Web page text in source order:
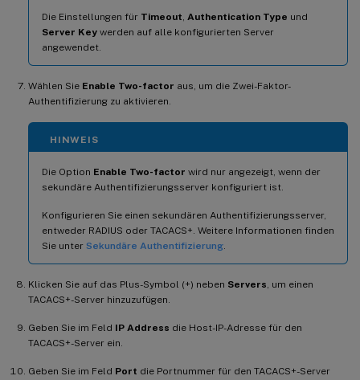
Die Einstellungen für Timeout, Authentication Type und
Server Key werden auf alle konfigurierten Server
angewendet.
Wählen Sie Enable Two-factor aus, um die Zwei-Faktor-
Authentifizierung zu aktivieren.
HINWEIS
Die Option Enable Two-factor wird nur angezeigt, wenn der
sekundäre Authentifizierungsserver konfiguriert ist.
Konfigurieren Sie einen sekundären Authentifizierungsserver,
entweder RADIUS oder TACACS+. Weitere Informationen finden
Sie unter Sekundäre Authentifizierung.
Klicken Sie auf das Plus-Symbol (+) neben Servers, um einen
TACACS+-Server hinzuzufügen.
Geben Sie im Feld IP Address die Host-IP-Adresse für den
TACACS+-Server ein.
Geben Sie im Feld Port die Portnummer für den TACACS+-Server